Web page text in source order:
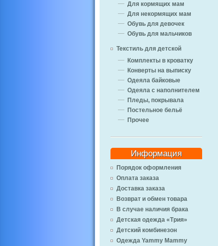
Для кормящих мам
Для некормящих мам
Обувь для девочек
Обувь для мальчиков
Текстиль для детской
Комплекты в кроватку
Конверты на выписку
Одеяла байковые
Одеяла с наполнителем
Пледы, покрывала
Постельное бельё
Прочее
Информация
Порядок оформления
Оплата заказа
Доставка заказа
Возврат и обмен товара
В случае наличия брака
Детская одежда «Трия»
Детский комбинезон
Одежда Yammy Mammy